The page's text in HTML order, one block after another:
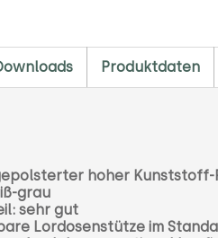
Produktdaten
hoher Kunststoff-
grau
sehr gut
Lordosenstütze im